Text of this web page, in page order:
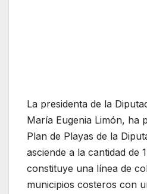
La presidenta de la
María Eugenia Limón, ha
Plan de Playas de la
asciende a la cantidad de
constituye una línea de
municipios costeros con